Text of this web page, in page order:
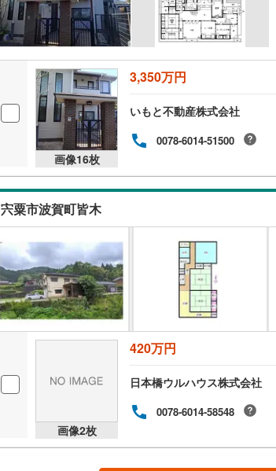
画像16枚
3,350万円
いもと不動産株式会社
0078-6014-51500
宍粟市波賀町皆木
画像2枚
420万円
日本橋ウルハウス株式会社
0078-6014-58548